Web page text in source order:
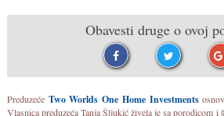
Obavesti druge o ovoj
Preduzeće Two Worlds One Home Investments
Vlasnica preduzeća Tanja Šljukić živela je sa porodicom